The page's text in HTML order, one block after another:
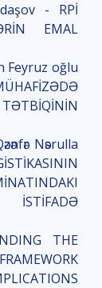
- RPİ
EMAL
Feyruz oğlu
Nәsrulla
İSTİFADƏ
THE